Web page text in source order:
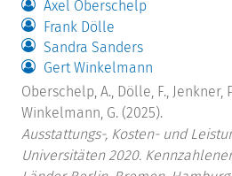
Axel Oberschelp
Frank Dölle
Sandra Sanders
Gert Winkelmann
Oberschelp, A., Dölle, F., Jenkner,
Winkelmann, G. (2025).
Ausstattungs-, Kosten- und
Universitäten 2020.